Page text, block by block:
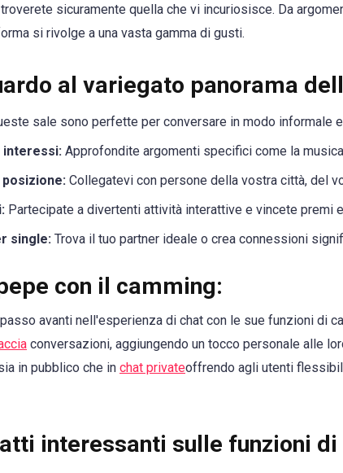
sicuramente quella che vi incuriosisce. Da
si rivolge a una vasta gamma di gusti.
al variegato panorama
sale sono perfette per conversare in modo informale
interessi: Approfondite argomenti specifici come la
posizione: Collegatevi con persone della vostra città, del
Partecipate a divertenti attività interattive e vincete premi
single: Trova il tuo partner ideale o crea connessioni
con il camming:
avanti nell'esperienza di chat con le sue funzioni di
conversazioni, aggiungendo un tocco personale alle
in pubblico che in chat privateoffrendo agli utenti
interessanti sulle funzioni